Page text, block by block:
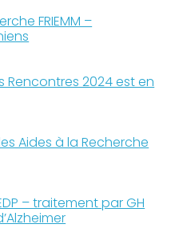
FRIEMM –
2024 est en
Aides à la Recherche
– traitement par GH